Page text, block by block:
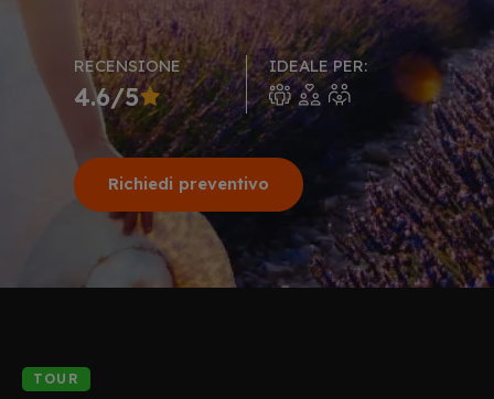
TOUR
RECENSIONE
4.6/5
IDEALE PER:
Richiedi preventivo